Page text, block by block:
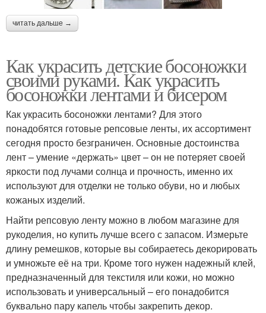
читать дальше →
Как украсить детские босоножки
своими руками. Как украсить
босоножки лентами и бисером
Как украсить босоножки лентами? Для этого
понадобятся готовые репсовые ленты, их ассортимент
сегодня просто безграничен. Основные достоинства
лент – умение «держать» цвет – он не потеряет своей
яркости под лучами солнца и прочность, именно их
используют для отделки не только обуви, но и любых
кожаных изделий.
Найти репсовую ленту можно в любом магазине для
рукоделия, но купить лучше всего с запасом. Измерьте
длину ремешков, которые вы собираетесь декорировать
и умножьте её на три. Кроме того нужен надежный клей,
предназначенный для текстиля или кожи, но можно
использовать и универсальный – его понадобится
буквально пару капель чтобы закрепить декор.